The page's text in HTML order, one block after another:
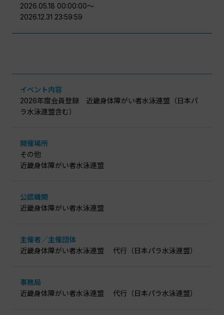
2026.05.18 00:00:00〜
2026.12.31 23:59:59
イベント内容
2026年度会員登録 近畿身体障がい者水泳連盟（日本パ
ラ水泳連盟含む）
開催場所
その他
近畿身体障がい者水泳連盟
公認機関
近畿身体障がい者水泳連盟
主催者／主催団体
近畿身体障がい者水泳連盟 代行（日本パラ水泳連盟）
事務局
近畿身体障がい者水泳連盟 代行（日本パラ水泳連盟）